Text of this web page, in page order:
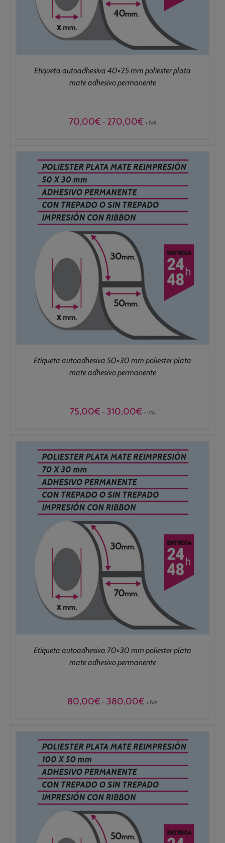
Etiqueta autoadhesiva 40×25 mm poliester plata
mate adhesivo permanente
70,00€ - 270,00€Rango
hasta
270,00€
+ IVA
Etiqueta autoadhesiva 50×30 mm poliester plata
mate adhesivo permanente
75,00€ - 310,00€ Rango
hasta
310,00€
+ IVA
Etiqueta autoadhesiva 70×30 mm poliester plata
mate adhesivo permanente
80,00€ - 380,00€ Rango
hasta
380,00€
+ IVA